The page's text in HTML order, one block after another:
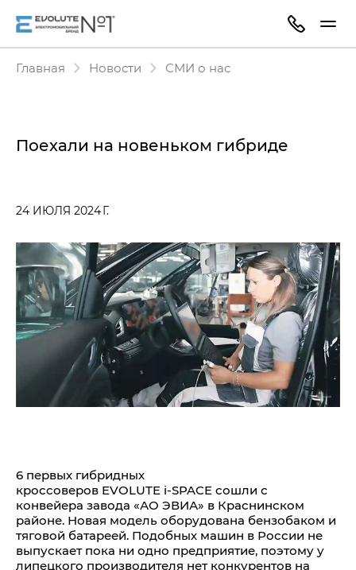
Главная Новости СМИ о нас
Поехали на новеньком гибриде
24 ИЮЛЯ 2024 Г.
6 первых гибридных
кроссоверов EVOLUTE i‑SPACE сошли с
конвейера завода «АО ЭВИА» в Краснинском
районе. Новая модель оборудована бензобаком и
тяговой батареей. Подобных машин в России не
выпускает пока ни одно предприятие, поэтому у
липецкого производителя нет конкурентов на